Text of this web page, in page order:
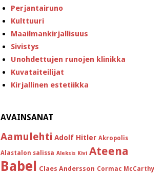
Perjantairuno
Kulttuuri
Maailmankirjallisuus
Sivistys
Unohdettujen runojen klinikka
Kuvataiteilijat
Kirjallinen estetiikka
AVAINSANAT
Aamulehti Adolf Hitler Akropolis
Alastalon salissa Aleksis Kivi Ateena
Babel Claes Andersson Cormac McCarthy